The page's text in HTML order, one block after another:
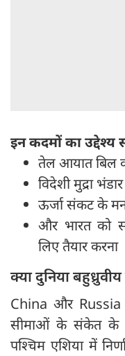
इन कदमों का उद्देश्य
तेल आयात बिल
विदेशी मुद्रा
ऊर्जा संकट के
और भारत को
लिए तैयार करना
क्या दुनिया
China और
सीमाओं के संकेत के
पश्चिम एशिया में